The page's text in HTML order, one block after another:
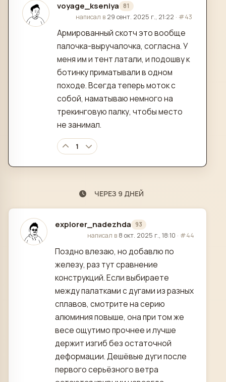
voyage_kseniya 81
отредактировано
написал в 29 сент. 2025 г., 21:22 · #43
Армированный скотч это вообще
палочка-выручалочка, согласна. У
меня им и тент латали, и подошву к
ботинку приматывали в одном
походе. Всегда теперь моток с
собой, наматываю немного на
трекинговую палку, чтобы место
не занимал.
1
ЧЕРЕЗ 9 ДНЕЙ
explorer_nadezhda 93
отредактировано
написал в 8 окт. 2025 г., 18:10 · #44
Поздно влезаю, но добавлю по
железу, раз тут сравнение
конструкций. Если выбираете
между палатками с дугами из разных
сплавов, смотрите на серию
алюминия повыше, она при том же
весе ощутимо прочнее и лучше
держит изгиб без остаточной
деформации. Дешёвые дуги после
первого серьёзного ветра